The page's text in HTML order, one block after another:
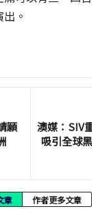
。
願
澳媒：SIV
吸引全球
章 作者更多文章